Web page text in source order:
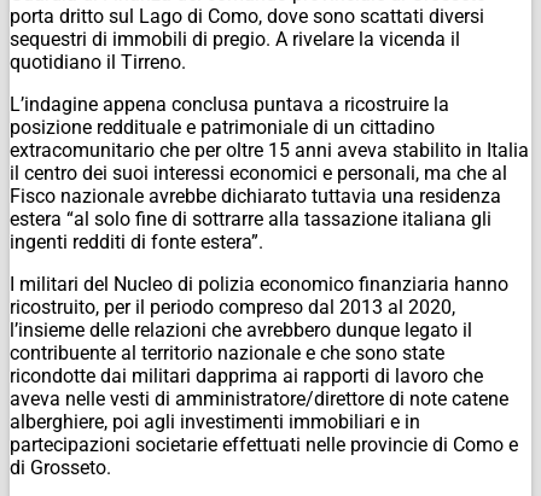
porta dritto sul Lago di Como, dove sono scattati diversi
sequestri di immobili di pregio. A rivelare la vicenda il
quotidiano il Tirreno.
L’indagine appena conclusa puntava a ricostruire la
posizione reddituale e patrimoniale di un cittadino
extracomunitario che per oltre 15 anni aveva stabilito in Italia
il centro dei suoi interessi economici e personali, ma che al
Fisco nazionale avrebbe dichiarato tuttavia una residenza
estera “al solo fine di sottrarre alla tassazione italiana gli
ingenti redditi di fonte estera”.
I militari del Nucleo di polizia economico finanziaria hanno
ricostruito, per il periodo compreso dal 2013 al 2020,
l’insieme delle relazioni che avrebbero dunque legato il
contribuente al territorio nazionale e che sono state
ricondotte dai militari dapprima ai rapporti di lavoro che
aveva nelle vesti di amministratore/direttore di note catene
alberghiere, poi agli investimenti immobiliari e in
partecipazioni societarie effettuati nelle provincie di Como e
di Grosseto.